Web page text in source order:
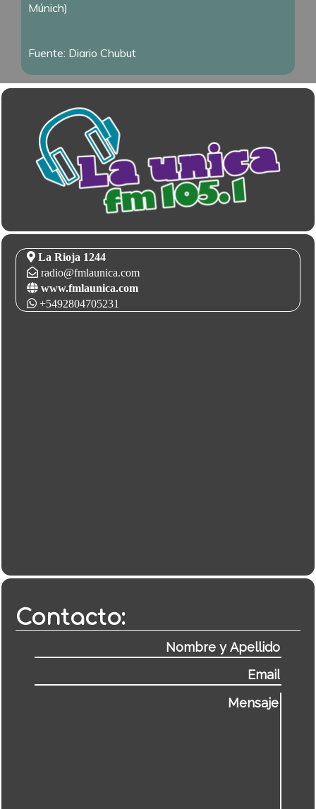
Múnich)
Fuente: Diario Chubut
La Rioja 1244
radio@fmlaunica.com
www.fmlaunica.com
+5492804705231
Contacto: